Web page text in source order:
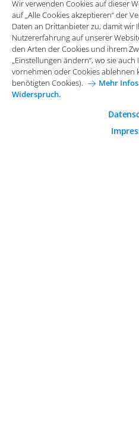
Impressum
Allgemeine
Karriere bei Arvato
Wir verwenden Cookies auf dieser
auf „Alle Cookies akzeptieren“ der
Daten an Drittanbieter zu, damit wir
Nutzererfahrung auf unserer
den Arten der Cookies und ihrem
„Einstellungen ändern“, wo sie
vornehmen oder Cookies ablehnen
benötigten Cookies).
Mehr
Widerspruch.
vornehmen oder Cookies ablehnen
benötigten Cookies).
Mehr
Widerspruch.
Funktionale
Diese Cookies sind
Funktion der Website.
Analytische
Analytische Cookies